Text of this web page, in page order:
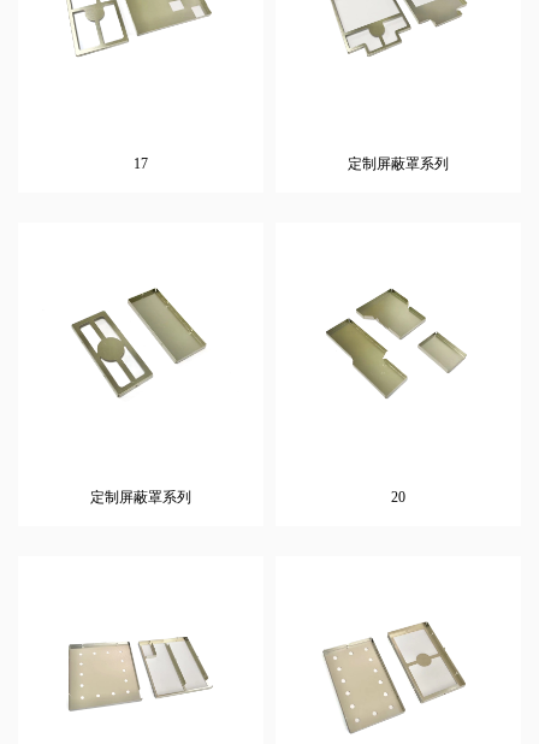
17 定制屏蔽罩系列
定制屏蔽罩系列 20